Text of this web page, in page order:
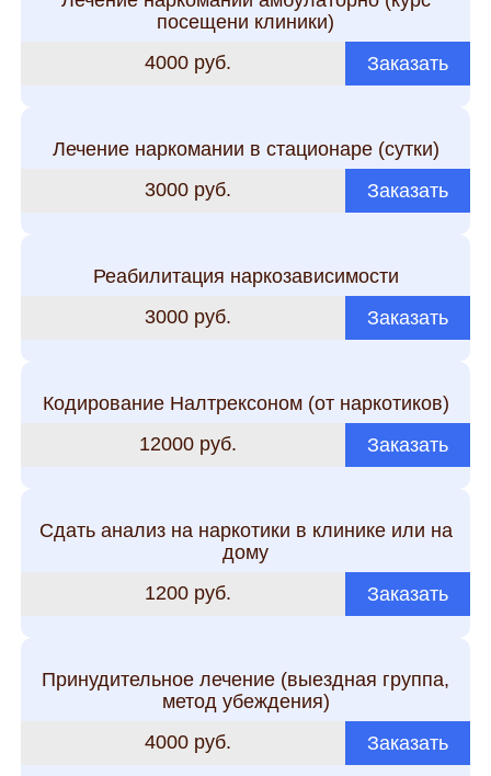
посещени клиники)
4000 руб.
Заказать
Лечение наркомании в стационаре (сутки)
3000 руб.
Заказать
Реабилитация наркозависимости
3000 руб.
Заказать
Кодирование Налтрексоном (от наркотиков)
12000 руб.
Заказать
Сдать анализ на наркотики в клинике или на
дому
1200 руб.
Заказать
Принудительное лечение (выездная группа,
метод убеждения)
4000 руб.
Заказать